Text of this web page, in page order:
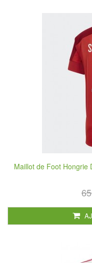
Maillot de Foot Hongrie